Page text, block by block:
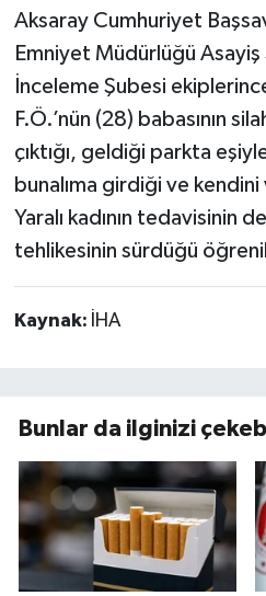
Aksaray Cumhuriyet
Emniyet Müdürlüğü Asayiş
İnceleme Şubesi
F.Ö.’nün (28) babasının
çıktığı, geldiği parkta
bunalıma girdiği ve
Yaralı kadının tedavisinin
tehlikesinin sürdüğü
Kaynak: İHA
Bunlar da ilginizi